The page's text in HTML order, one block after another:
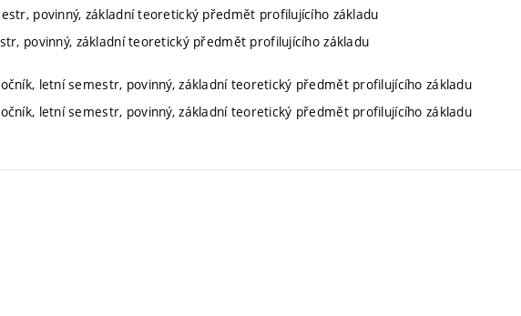
povinný, základní teoretický předmět profilujícího základu
povinný, základní teoretický předmět profilujícího základu
letní semestr, povinný, základní teoretický předmět profilujícího základu
letní semestr, povinný, základní teoretický předmět profilujícího základu